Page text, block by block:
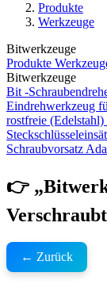
Produkte
Werkzeuge
Bitwerkzeuge
Produkte
Bitwerkzeuge
Bit -
Eindrehwerkzeug
rostfreie (Edelstahl)
Schraubvorsatz
👉
← Zurück